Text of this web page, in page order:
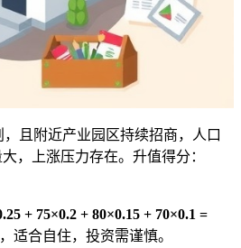
且附近产业园区持续招商，人口
，上涨压力存在。升值得分：
+ 75×0.2 + 80×0.15 + 70×0.1 =
适合自住，投资需谨慎。